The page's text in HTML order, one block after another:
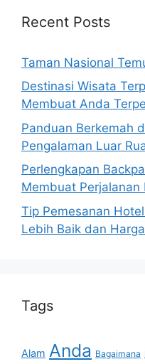
Recent Posts
Taman Nasional
Destinasi Wisata
Membuat Anda
Panduan Berkemah
Pengalaman Luar
Perlengkapan
Membuat Perjalanan
Tip Pemesanan
Lebih Baik dan
Tags
Alam Anda Bagaimana